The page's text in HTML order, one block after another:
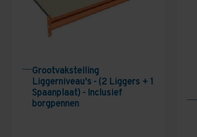
Grootvakstelling
Liggerniveau's - (2 Liggers + 1
Spaanplaat) - Inclusief
borgpennen